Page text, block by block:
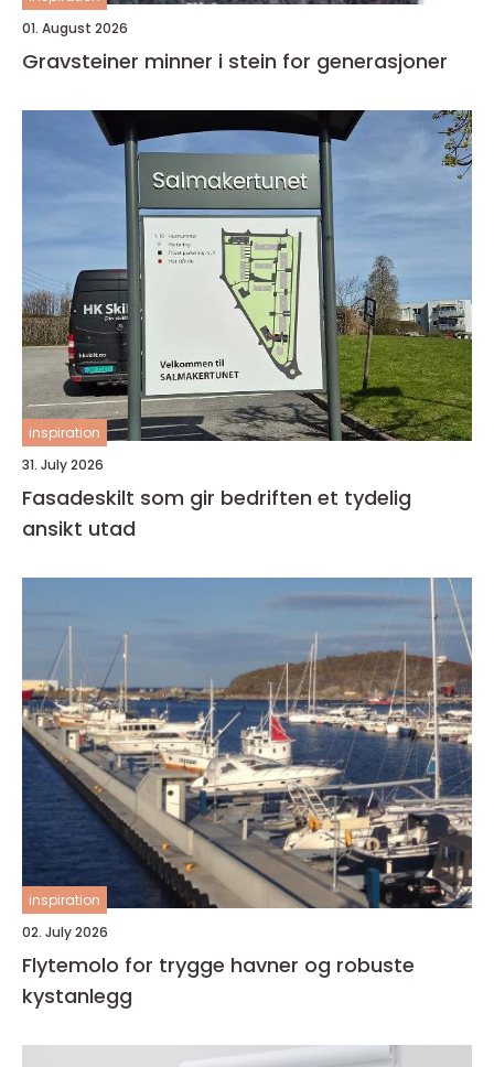
01. August 2026
Gravsteiner minner i stein for generasjoner
inspiration
31. July 2026
Fasadeskilt som gir bedriften et tydelig
ansikt utad
inspiration
02. July 2026
Flytemolo for trygge havner og robuste
kystanlegg